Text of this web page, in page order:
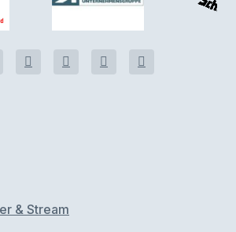
& Stream